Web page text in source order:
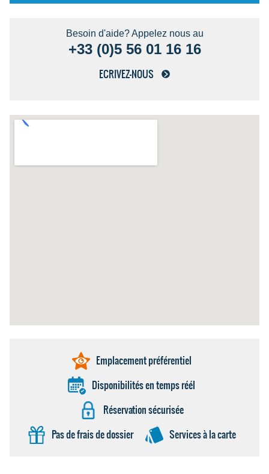
Besoin d'aide? Appelez nous au
+33 (0)5 56 01 16 16
ECRIVEZ-NOUS
Emplacement préférentiel
Disponibilités en temps réél
Réservation sécurisée
Pas de frais de dossier
Services à la carte